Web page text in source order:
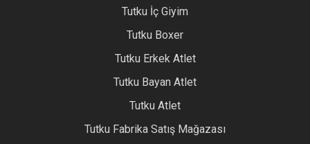
Tutku İç Giyim
Tutku Boxer
Tutku Erkek Atlet
Tutku Bayan Atlet
Tutku Atlet
Tutku Fabrika Satış Mağazası